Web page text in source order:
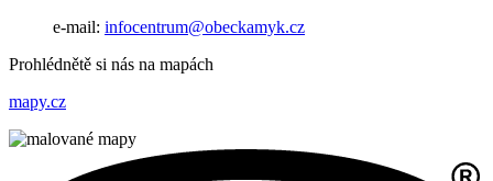
e-mail: infocentrum@obeckamyk.cz
Prohlédnětě si nás na mapách
mapy.cz